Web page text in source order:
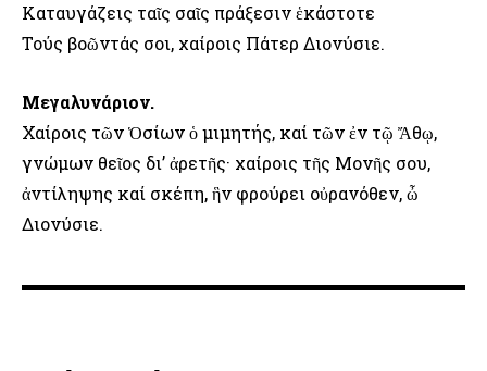
Καταυγάζεις ταῖς σαῖς πράξεσιν ἑκάστοτε
Τούς βοῶντάς σοι, χαίροις Πάτερ Διονύσιε.
Μεγαλυνάριον.
Χαίροις τῶν Ὁσίων ὁ μιμητής, καί τῶν ἐν τῷ Ἄθῳ,
γνώμων θεῖος δι’ ἀρετῆς· χαίροις τῆς Μονῆς σου,
ἀντίληψης καί σκέπη, ἣν φρούρει οὐρανόθεν, ὦ
Διονύσιε.